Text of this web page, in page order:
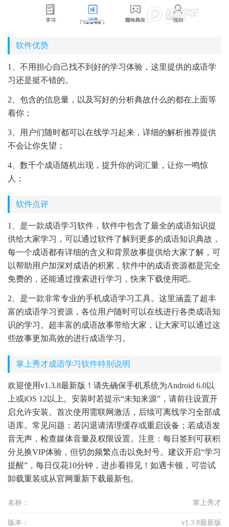
软件优势
1、不用担心自己找不到好的学习体验，这里提供的成语学
习还是挺不错的。
2、包含的信息量，以及写好的分析典故什么的都在上面等
着你；
3、用户们随时都可以在线学习起来，详细的解析推荐提供
不会让你失望；
4、数千个成语随机出现，提升你的词汇量，让你一鸣惊
人；
软件点评
1、是一款成语学习软件，软件中包含了最全的成语知识提
供给大家学习，可以通过软件了解到更多的成语知识典故，
每一个成语都有详细的含义和背景故事提供给大家了解，可
以帮助用户加深对成语的积累，软件中的成语资源都是完全
免费的，还能通过搜索进行学习，快来下载使用吧。
2、是一款非常专业的手机成语学习工具。这里涵盖了超丰
富的成语学习资源，各位用户随时可以在线进行各类成语知
识的学习。超丰富的成语故事带给大家，让大家可以通过这
些故事更加高效的进行成语学习。
掌上秀才成语学习软件特别说明
欢迎使用v1.3.8最新版！请先确保手机系统为Android 6.0以
上或iOS 12以上。安装时若提示“未知来源”，请前往设置开
启允许安装。首次使用需联网激活，后续可离线学习全部成
语库。常见问题：若闪退请清理缓存或重启设备；若成语发
音无声，检查媒体音量及权限设置。注意：每日签到可获积
分兑换VIP体验，但切勿频繁点击以免封号。建议开启“学习
提醒”，每日仅花10分钟，进步看得见！如遇卡顿，可尝试
卸载重装或从官网重新下载最新包。
名称： 掌上秀才
版本： v1.3.8最新版